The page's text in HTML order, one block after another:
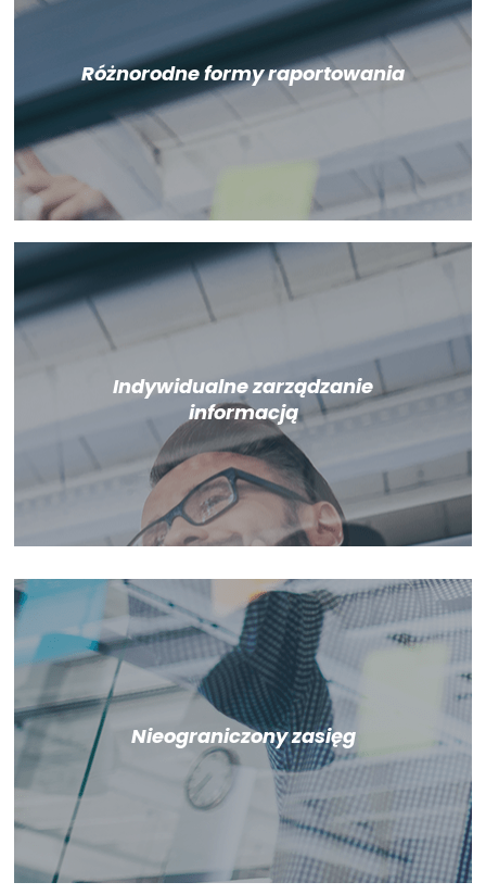
Różnorodne formy raportowania
Indywidualne zarządzanie
informacją
Nieograniczony zasięg